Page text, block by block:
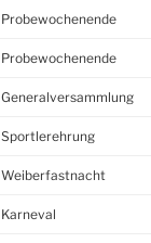
Probewochenende
Probewochenende
Generalversammlung
Sportlerehrung
Weiberfastnacht
Karneval